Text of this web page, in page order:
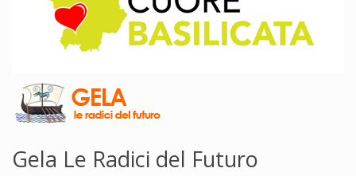
Gela Le Radici del Futuro